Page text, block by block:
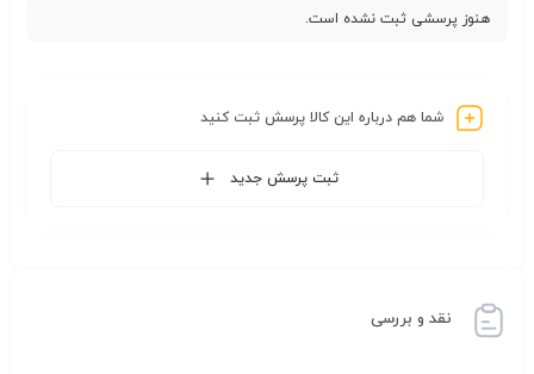
هنوز پرسشی ثبت نشده است.
شما هم درباره این کالا پرسش ثبت کنید
ثبت پرسش جدید
نقد و بررسی